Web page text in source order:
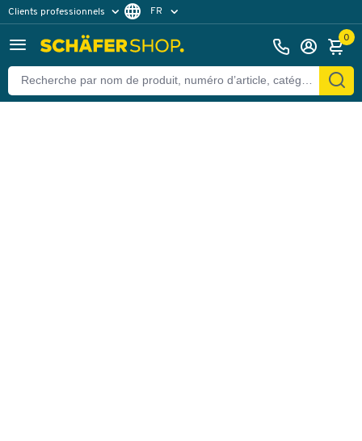
Clients professionnels
Clients particuliers
FR
0
Retour